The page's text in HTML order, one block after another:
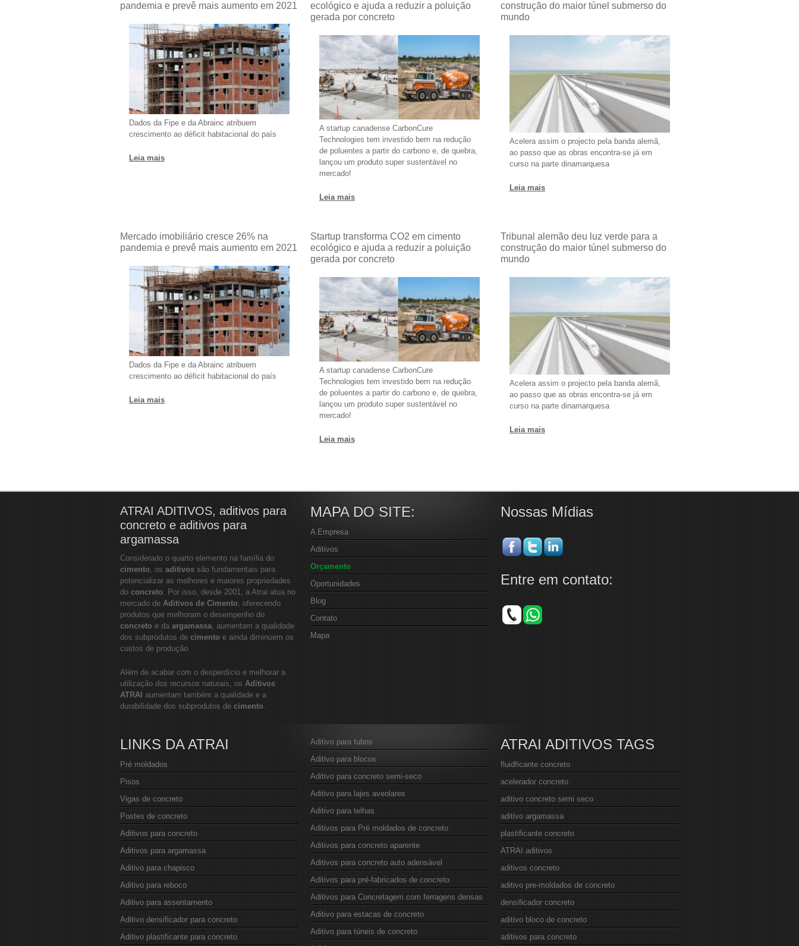
pandemia e prevê mais aumento em 2021
Dados da Fipe e da Abrainc atribuem
crescimento ao déficit habitacional do país
Leia mais
ecológico e ajuda a reduzir a poluição
gerada por concreto
A startup canadense CarbonCure
Technologies tem investido bem na redução
de poluentes a partir do carbono e, de quebra,
lançou um produto super sustentável no
mercado!
Leia mais
construção do maior túnel submerso do
mundo
Acelera assim o projecto pela banda alemã,
ao passo que as obras encontra-se já em
curso na parte dinamarquesa
Leia mais
Mercado imobiliário cresce 26% na
pandemia e prevê mais aumento em 2021
Dados da Fipe e da Abrainc atribuem
crescimento ao déficit habitacional do país
Leia mais
Startup transforma CO2 em cimento
ecológico e ajuda a reduzir a poluição
gerada por concreto
A startup canadense CarbonCure
Technologies tem investido bem na redução
de poluentes a partir do carbono e, de quebra,
lançou um produto super sustentável no
mercado!
Leia mais
Tribunal alemão deu luz verde para a
construção do maior túnel submerso do
mundo
Acelera assim o projecto pela banda alemã,
ao passo que as obras encontra-se já em
curso na parte dinamarquesa
Leia mais
ATRAI ADITIVOS, aditivos para
concreto e aditivos para
argamassa
Considerado o quarto elemento na família do
cimento, os aditivos são fundamentais para
potencializar as melhores e maiores propriedades
do concreto. Por isso, desde 2001, a Atrai atua no
mercado de Aditivos de Cimento, oferecendo
produtos que melhoram o desempenho do
concreto e da argamassa, aumentam a qualidade
dos subprodutos de cimento e ainda diminuem os
custos de produção.
Além de acabar com o desperdício e melhorar a
utilização dos recursos naturais, os Aditivos
ATRAI aumentam também a qualidade e a
durabilidade dos subprodutos de cimento.
MAPA DO SITE:
A Empresa
Aditivos
Orçamento
Oportunidades
Blog
Contato
Mapa
Nossas Mídias
Entre em contato:
LINKS DA ATRAI
Pré moldados
Pisos
Vigas de concreto
Postes de concreto
Aditivos para concreto
Aditivos para argamassa
Aditivo para chapisco
Aditivo para reboco
Aditivo para assentamento
Aditivo densificador para concreto
Aditivo plastificante para concreto
Aditivo para tubos
Aditivo para blocos
Aditivo para concreto semi-seco
Aditivo para lajes aveolares
Aditivo para telhas
Aditivos para Pré moldados de concreto
Aditivos para concreto aparente
Aditivos para concreto auto adensável
Aditivos para pré-fabricados de concreto
Aditivos para Concretagem com ferragens densas
Aditivo para estacas de concreto
Aditivo para túneis de concreto
ATRAI ADITIVOS TAGS
fluidficante concreto
acelerador concreto
aditivo concreto semi seco
aditivo argamassa
plastificante concreto
ATRAI aditivos
aditivos concreto
aditivo pre-moldados de concreto
densificador concreto
aditivo bloco de concreto
aditivos para concreto